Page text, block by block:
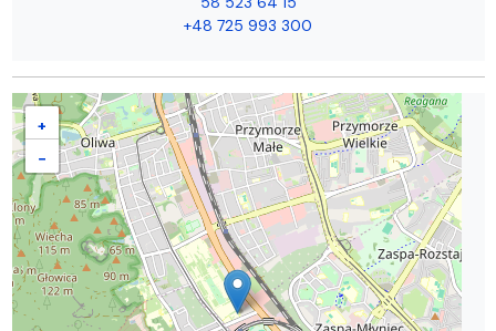
+48 725 993 300
+
−